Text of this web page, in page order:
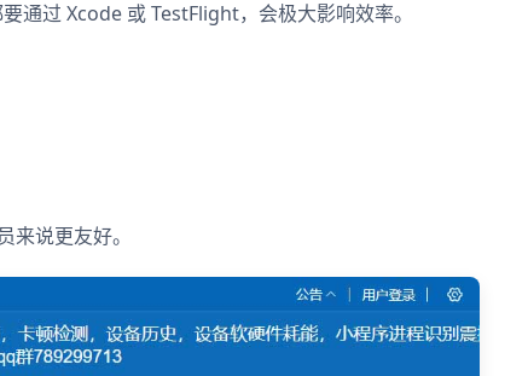
通过 Xcode 或 TestFlight，会极大影响效率。
来说更友好。